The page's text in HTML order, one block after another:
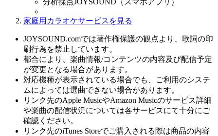
分析採点JOYSOUND（スマホアプリ）
家庭用カラオケサービスを見る
JOYSOUND.comでは著作権保護の観点より、歌詞の印
刷行為を禁止しています。
都合により、楽曲情報/コンテンツの内容及び配信予定
が変更となる場合があります。
対応機種が表示されている場合でも、ご利用のシステ
ムによっては選曲できない場合があります。
リンク先のApple MusicやAmazon Musicのサービス詳細
や楽曲の配信状況については各サービスにて十分にご
確認ください。
リンク先のiTunes Storeでご購入される際は商品の内容